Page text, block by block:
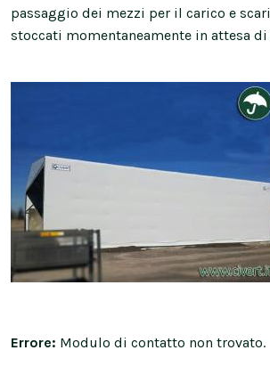
passaggio dei mezzi per il carico e
stoccati momentaneamente in attesa
Errore: Modulo di contatto non trovato.